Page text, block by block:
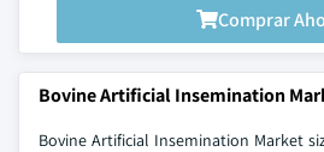
Comprar
Bovine Artificial Insemination
Bovine Artificial Insemination Market